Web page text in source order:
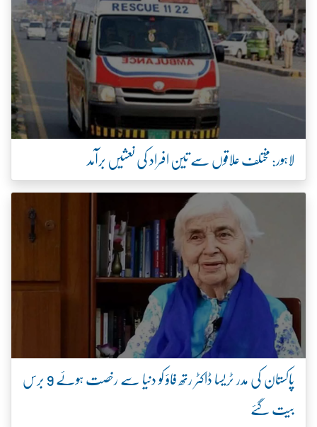
لاہور: مختلف علاقوں سے تین افراد کی نعشیں برآمد
پاکستان کی مدر ٹریسا ڈاکٹر رتھ فاؤ کو دنیا سے رخصت ہوئے 9 برس
بیت گئے